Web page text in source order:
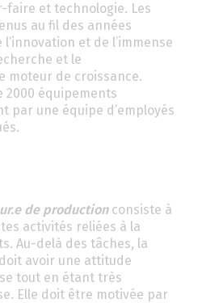
faire et technologie. Les
au fil des années
et de l’immense
et le
moteur de croissance.
2000 équipements
par une équipe d’employés
de productionconsiste à
activités reliées à la
Au-delà des tâches, la
avoir une attitude
tout en étant très
Elle doit être motivée par